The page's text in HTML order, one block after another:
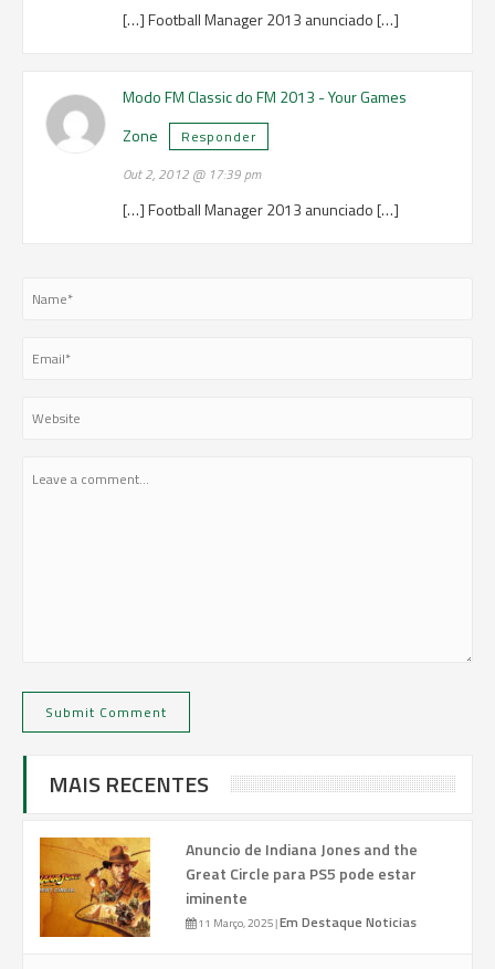
[…] Football Manager 2013 anunciado […]
Modo FM Classic do FM 2013 - Your Games
Zone
Responder
Out 2, 2012 @ 17:39 pm
[…] Football Manager 2013 anunciado […]
MAIS RECENTES
Anuncio de Indiana Jones and the
Great Circle para PS5 pode estar
iminente
11 Março, 2025|Em Destaque Noticias